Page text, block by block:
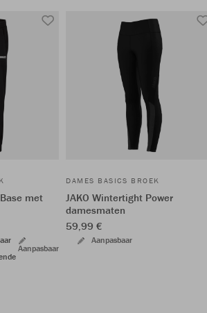
met
Aanpasbaar
DAMES BASICS BROEK
JAKO Wintertight Power
damesmaten
59,99 €
Aanpasbaar